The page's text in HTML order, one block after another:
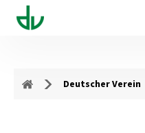
Deutscher Verein